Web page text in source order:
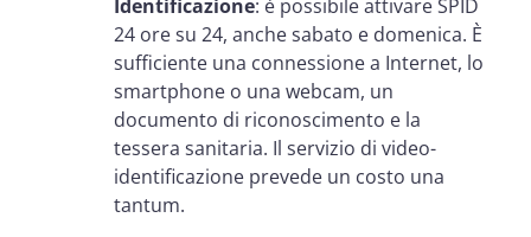
Identificazione: è possibile attivare SPID
24 ore su 24, anche sabato e domenica. È
sufficiente una connessione a Internet, lo
smartphone o una webcam, un
documento di riconoscimento e la
tessera sanitaria. Il servizio di video-
identificazione prevede un costo una
tantum.